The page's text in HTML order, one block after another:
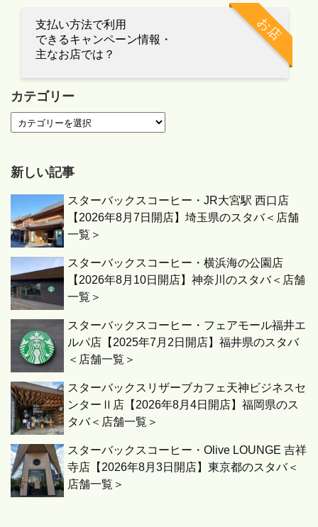
お店
支払い方法で利用
できるキャンペーン情報・
主なお店では？
カテゴリー
新しい記事
スターバックスコーヒー・JR大宮駅 西口店
【2026年8月7日開店】埼玉県のスタバ＜店舗
一覧＞
スターバックスコーヒー・横浜海の公園店
【2026年8月10日開店】神奈川のスタバ＜店舗
一覧＞
スターバックスコーヒー・フェアモール福井エ
ルパ店【2025年7月2日開店】福井県のスタバ
＜店舗一覧＞
スターバックスリザーブカフェ天神ビジネスセ
ンターⅡ店【2026年8月4日開店】福岡県のス
タバ＜店舗一覧＞
スターバックスコーヒー・Olive LOUNGE 吉祥
寺店【2026年8月3日開店】東京都のスタバ＜
店舗一覧＞